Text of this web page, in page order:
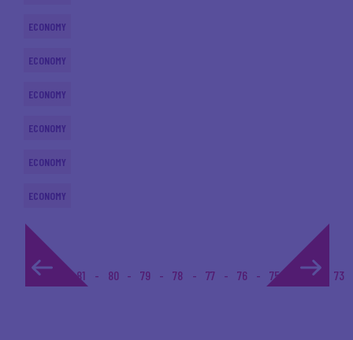
ECONOMY
ECONOMY
ECONOMY
ECONOMY
ECONOMY
ECONOMY
1... 81 80 79 78 77 76 75 74 73